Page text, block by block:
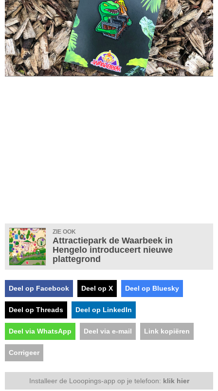
ZIE OOK
Attractiepark de Waarbeek in
Hengelo introduceert nieuwe
plattegrond
Deel op Facebook Deel op X Deel op Bluesky
Deel op Threads Deel op LinkedIn
Deel via WhatsApp Deel via e-mail Link kopiëren
Corrigeer
Installeer de Looopings-app op je telefoon: klik hier